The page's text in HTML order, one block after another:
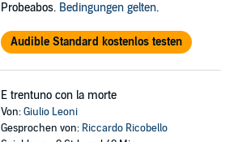
Probeabos. Bedingungen gelten.
Audible Standard kostenlos testen
E trentuno con la morte
Von:Giulio Leoni
Gesprochen von: Riccardo Ricobello